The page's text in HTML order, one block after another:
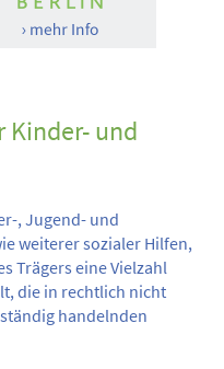
Kinder- und
, Jugend- und
weiterer sozialer Hilfen,
Trägers eine Vielzahl
die in rechtlich nicht
handelnden